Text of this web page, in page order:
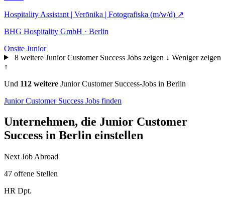
Hospitality Assistant | Verōnika | Fotografiska (m/w/d) ↗
BHG Hospitality GmbH · Berlin
Onsite Junior
8 weitere Junior Customer Success Jobs zeigen ↓ Weniger zeigen
↑
Und 112 weitere Junior Customer Success-Jobs in Berlin
Junior Customer Success Jobs finden
Unternehmen, die Junior Customer
Success in Berlin einstellen
Next Job Abroad
47 offene Stellen
HR Dpt.